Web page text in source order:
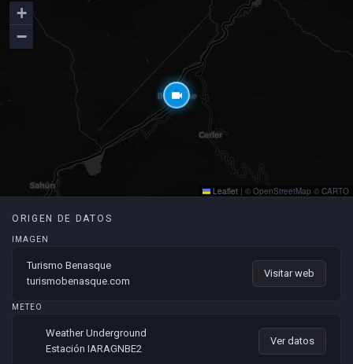
videocam
thermostat
+
−
Leaflet | © OpenStreetMap © CARTO
ORIGEN DE DATOS
IMAGEN
Turismo Benasque
turismobenasque.com
Visitar web
METEO
Weather Underground
Estación IARAGNBE2
Ver datos